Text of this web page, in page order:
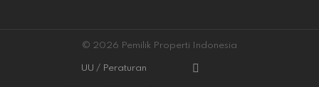
© 2026 Pemilik Properti Indonesia
UU / Peraturan